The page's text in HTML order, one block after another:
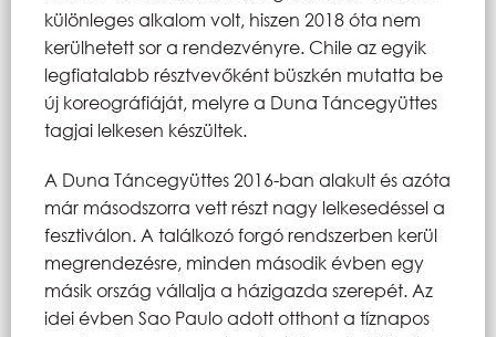
különleges alkalom volt, hiszen 2018 óta nem
kerülhetett sor a rendezvényre. Chile az egyik
legfiatalabb résztvevőként büszkén mutatta be
új koreográfiáját, melyre a Duna Táncegyüttes
tagjai lelkesen készültek.
A Duna Táncegyüttes 2016-ban alakult és azóta
már másodszorra vett részt nagy lelkesedéssel a
fesztiválon. A találkozó forgó rendszerben kerül
megrendezésre, minden második évben egy
másik ország vállalja a házigazda szerepét. Az
idei évben Sao Paulo adott otthont a tíznapos